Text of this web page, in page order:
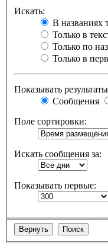
Искать:
В названиях
Только в
Только по
Только в
Показывать
Сообщения
Поле сортировки:
Искать сообщения за:
Показывать первые: